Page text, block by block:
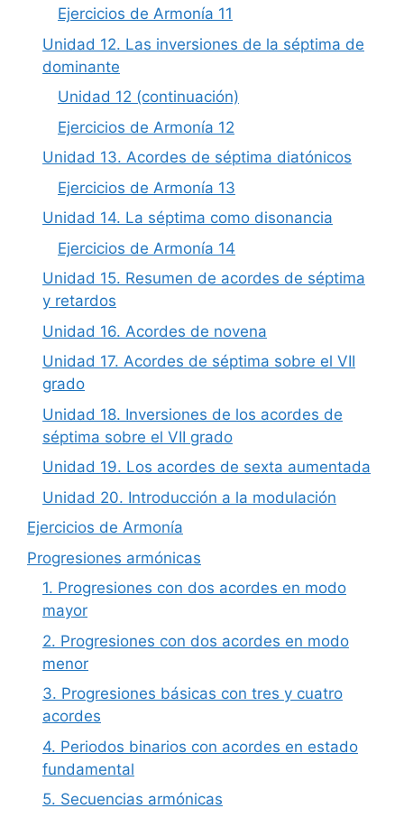
Ejercicios de Armonía 11
Unidad 12. Las inversiones de la séptima de
dominante
Unidad 12 (continuación)
Ejercicios de Armonía 12
Unidad 13. Acordes de séptima diatónicos
Ejercicios de Armonía 13
Unidad 14. La séptima como disonancia
Ejercicios de Armonía 14
Unidad 15. Resumen de acordes de séptima
y retardos
Unidad 16. Acordes de novena
Unidad 17. Acordes de séptima sobre el VII
grado
Unidad 18. Inversiones de los acordes de
séptima sobre el VII grado
Unidad 19. Los acordes de sexta aumentada
Unidad 20. Introducción a la modulación
Ejercicios de Armonía
Progresiones armónicas
1. Progresiones con dos acordes en modo
mayor
2. Progresiones con dos acordes en modo
menor
3. Progresiones básicas con tres y cuatro
acordes
4. Periodos binarios con acordes en estado
fundamental
5. Secuencias armónicas